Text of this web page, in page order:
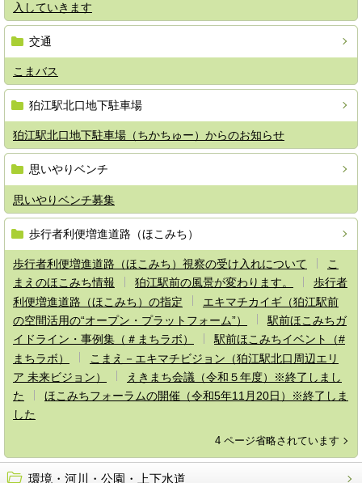
入していきます
交通
こまバス
狛江駅北口地下駐車場
狛江駅北口地下駐車場（ちかちゅー）からのお知らせ
思いやりベンチ
思いやりベンチ募集
歩行者利便増進道路（ほこみち）
歩行者利便増進道路（ほこみち）視察の受け入れについて
こ
まえのほこみち情報
狛江駅前の風景が変わります。
歩行者
利便増進道路（ほこみち）の指定
エキマチカイギ（狛江駅前
の空間活用の“オープン・プラットフォーム”）
駅前ほこみちガ
イドライン・事例集（＃まちラボ）
駅前ほこみちイベント（#
まちラボ）
こまえ－エキマチビジョン（狛江駅北口周辺エリ
ア 未来ビジョン）
えきまち会議（令和５年度）※終了しまし
た
ほこみちフォーラムの開催（令和5年11月20日）※終了しま
した
4 ページ省略されています
環境・河川・公園・上下水道